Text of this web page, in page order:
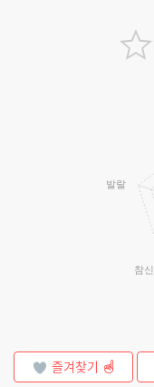
참신
발랄
즐겨찾기